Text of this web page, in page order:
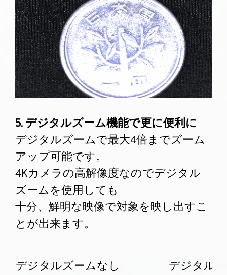
5. デジタルズーム機能で更に便利に
デジタルズームで最大4倍までズーム
アップ可能です。
4Kカメラの高解像度なのでデジタル
ズームを使用しても
十分、鮮明な映像で対象を映し出すこ
とが出来ます。
デジタルズームなし デジタル